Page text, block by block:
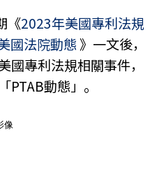
《2023年美國專利法規
國法院動態》一文後，
國專利法規相關事件，
PTAB動態」。
像